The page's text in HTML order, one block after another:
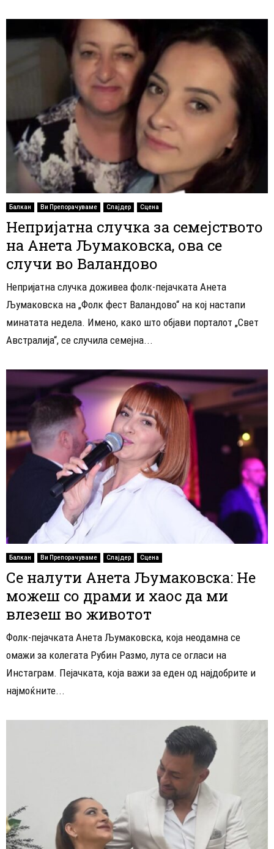
Балкан Ви Препорачуваме Слајдер Сцена
Непријатна случка за семејството
на Анета Љумаковска, ова се
случи во Валандово
Непријатна случка доживеа фолк-пејачката Анета
Љумаковска на „Фолк фест Валандово“ на кој настапи
минатата недела. Имено, како што објави порталот „Свет
Австралија“, се случила семејна...
Балкан Ви Препорачуваме Слајдер Сцена
Се налути Анета Љумаковска: Не
можеш со драми и хаос да ми
влезеш во животот
Фолк-пејачката Анета Љумаковска, која неодамна се
омажи за колегата Рубин Размо, лута се огласи на
Инстаграм. Пејачката, која важи за еден од најдобрите и
најмоќните...